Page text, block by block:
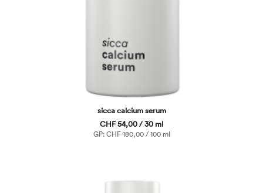
sicca calcium serum
CHF 54,00 / 30 ml
GP: CHF 180,00 / 100 ml